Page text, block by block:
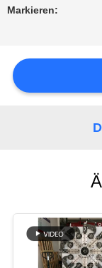
FORDERN
PRIVACY
POLICY
Markieren: